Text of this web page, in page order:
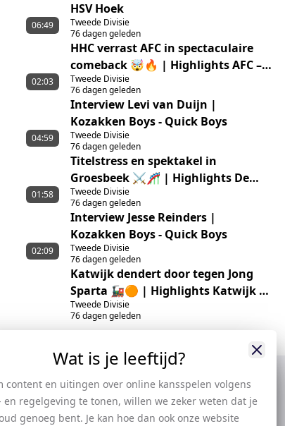
HSV Hoek
Tweede Divisie
76 dagen geleden
06:49
HHC verrast AFC in spectaculaire
comeback 🤯🔥 | Highlights AFC –
HHC Hardenberg
Tweede Divisie
76 dagen geleden
02:03
Interview Levi van Duijn |
Kozakken Boys - Quick Boys
Tweede Divisie
76 dagen geleden
04:59
Titelstress en spektakel in
Groesbeek ⚔️🎢 | Highlights De
Treffers – HSV Hoek
Tweede Divisie
76 dagen geleden
01:58
Interview Jesse Reinders |
Kozakken Boys - Quick Boys
Tweede Divisie
76 dagen geleden
02:09
Katwijk dendert door tegen Jong
Sparta 🚂🟠 | Highlights Katwijk –
Jong Sparta Rotterdam
Tweede Divisie
76 dagen geleden
Wat is je leeftijd?
content en uitingen over online kansspelen volgens
en regelgeving te tonen, willen we zeker weten dat je
genoeg bent. Je kan hoe dan ook onze website